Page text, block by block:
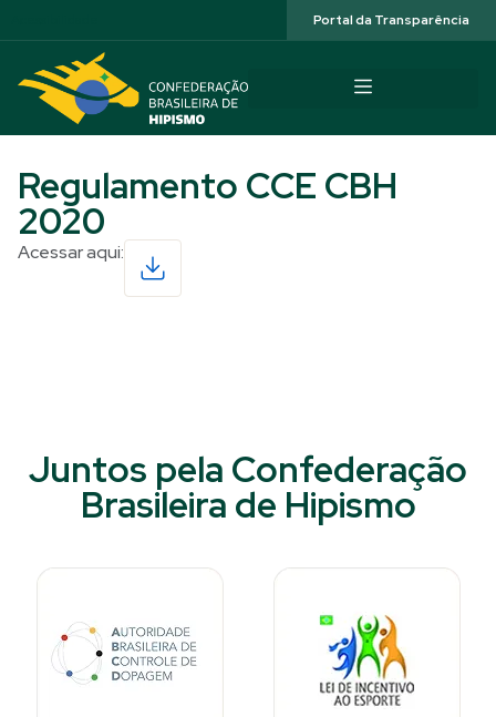
Portal da Transparência
Regulamento CCE CBH
2020
Acessar aqui:
Juntos pela Confederação
Brasileira de Hipismo